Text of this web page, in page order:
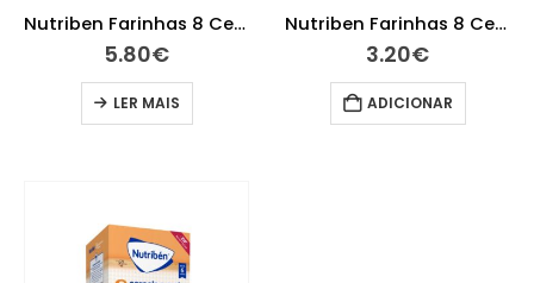
Nutriben Farinhas 8 Cereais 4 Frut La 2×300 x gramas
5.80€
LER MAIS
Nutriben Farinhas 8 Cereais 4 Frutas La 250G
3.20€
ADICIONAR